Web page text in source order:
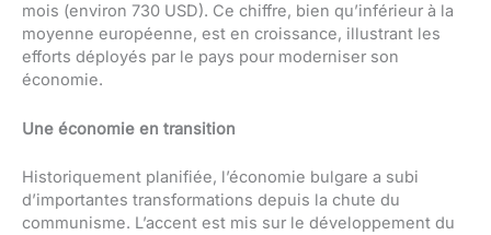
mois (environ 730 USD). Ce chiffre, bien qu’inférieur à la
moyenne européenne, est en croissance, illustrant les
efforts déployés par le pays pour moderniser son
économie.
Une économie en transition
Historiquement planifiée, l’économie bulgare a subi
d’importantes transformations depuis la chute du
communisme. L’accent est mis sur le développement du